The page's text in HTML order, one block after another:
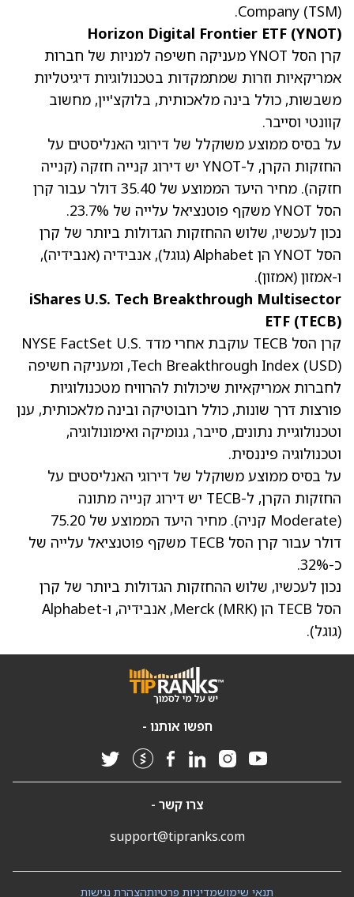
Company (TSM)
.
Horizon Digital Frontier ETF (YNOT)
קרן הסל YNOT מעניקה חשיפה למניות של חברות
אמריקאיות וזרות שמתמקדות בטכנולוגיות דיגיטליות
משבשות, כולל בינה מלאכותית, בלוקצ'יין, מחשוב
קוונטי וסייבר.
על בסיס ממוצע משוקלל של דירוגי האנליסטים על
החזקות הקרן, ל-YNOT יש דירוג קנייה חזקה (קנייה
חזקה). מחיר היעד הממוצע של 35.40 דולר עבור קרן
הסל YNOT משקף פוטנציאל עלייה של 23.7%.
נכון לעכשיו, שלוש ההחזקות הגדולות ביותר של קרן
הסל YNOT הן Alphabet
(גוגל), אנבידיה (אנבידיה),
ו-אמזון (אמזון).
iShares U.S. Tech Breakthrough Multisector
ETF (TECB)
קרן הסל TECB עוקבת אחרי מדד NYSE FactSet U.S.
Tech Breakthrough Index (USD), ומעניקה חשיפה
לחברות אמריקאיות שיכולות להרוויח מטכנולוגיות
פורצות דרך שונות, כולל רובוטיקה ובינה מלאכותית, ענן
וטכנולוגיית נתונים, סייבר, גנומיקה ואימונולוגיה,
וטכנולוגיה פיננסית.
על בסיס ממוצע משוקלל של דירוגי האנליסטים על
החזקות הקרן, ל-TECB יש דירוג קנייה מתונה
(Moderate קניה). מחיר היעד הממוצע של 75.20
דולר עבור קרן הסל TECB משקף פוטנציאל עלייה של
כ-32%.
נכון לעכשיו, שלוש ההחזקות הגדולות ביותר של קרן
הסל TECB הן Merck
(MRK)
, אנבידיה, ו-Alphabet
(גוגל).
חפשו אותנו -
צרו קשר -
support@tipranks.com
הצהרת נגישותמדיניות פרטיותתנאי שימוש